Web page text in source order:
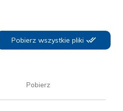
Pobierz wszystkie pliki
Pobierz